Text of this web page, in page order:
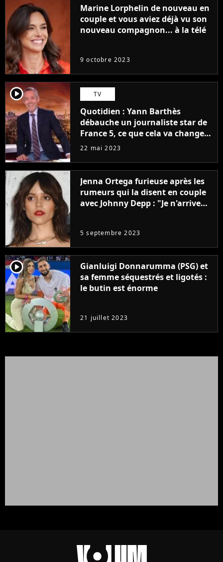
Marine Lorphelin de nouveau en
couple et vous aviez déjà vu son
nouveau compagnon... à la télé
9 octobre 2023
player2 TV
Quotidien : Yann Barthès
débauche un journaliste star de
France 5, ce que cela va changer
à la rentrée
22 mai 2023
Jenna Ortega furieuse après les
rumeurs qui la disent en couple
avec Johnny Depp : "Je n'arrive
5 septembre 2023
player2
Gianluigi Donnarumma (PSG) et
sa femme séquestrés et ligotés :
le butin est énorme
21 juillet 2023